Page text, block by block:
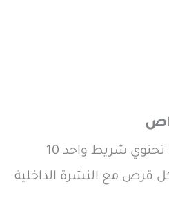
33.5 جنيهاً مصرياً عبوة تحتوي شريط واحد 10
30 مجم لكل قرص مع النشرة الداخلية